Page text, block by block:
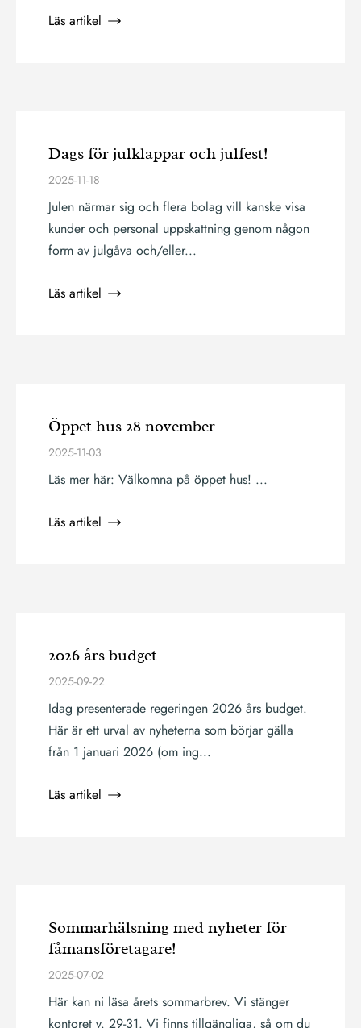
Läs artikel
Dags för julklappar och julfest!
2025-11-18
Julen närmar sig och flera bolag vill kanske visa
kunder och personal uppskattning genom någon
form av julgåva och/eller...
Läs artikel
Öppet hus 28 november
2025-11-03
Läs mer här: Välkomna på öppet hus! ...
Läs artikel
2026 års budget
2025-09-22
Idag presenterade regeringen 2026 års budget.
Här är ett urval av nyheterna som börjar gälla
från 1 januari 2026 (om ing...
Läs artikel
Sommarhälsning med nyheter för
fåmansföretagare!
2025-07-02
Här kan ni läsa årets sommarbrev. Vi stänger
kontoret v. 29-31. Vi finns tillgängliga, så om du